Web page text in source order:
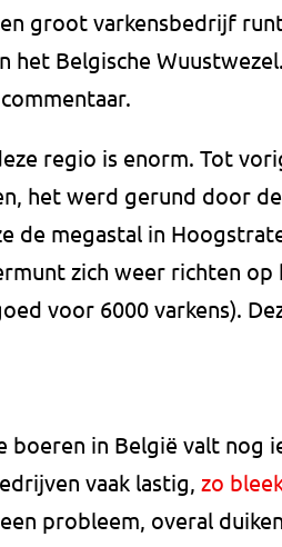
groot varkensbedrijf
het Belgische
regio is enorm. Tot
het werd gerund door
de megastal in
zich weer richten op
voor 6000 varkens).
boeren in België valt nog
vaak lastig, zo
probleem, overal